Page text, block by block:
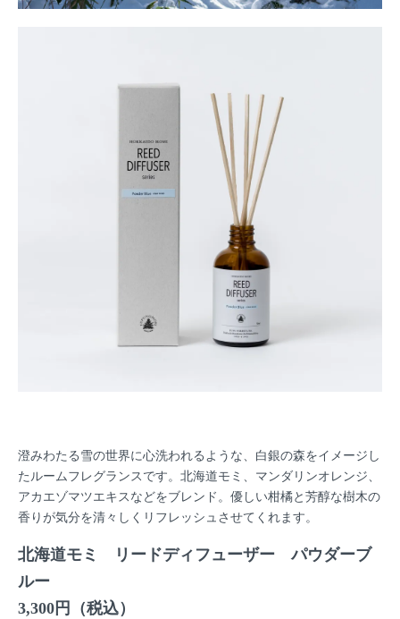
澄みわたる雪の世界に心洗われるような、白銀の森をイメージし
たルームフレグランスです。北海道モミ、マンダリンオレンジ、
アカエゾマツエキスなどをブレンド。優しい柑橘と芳醇な樹木の
香りが気分を清々しくリフレッシュさせてくれます。
北海道モミ リードディフューザー パウダーブ
ルー
3,300円（税込）